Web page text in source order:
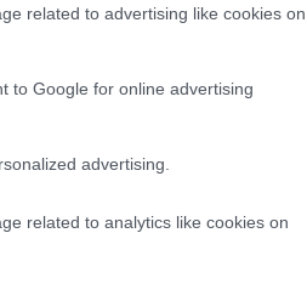
related to advertising like cookies on
to Google for online advertising
advertising.
related to analytics like cookies on